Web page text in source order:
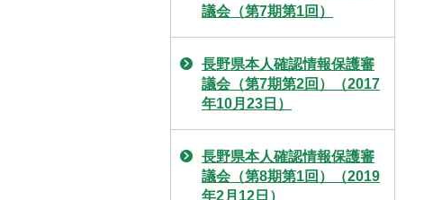
議会（第7期第1回）
長野県本人確認情報保護審
議会（第7期第2回）（2017
年10月23日）
長野県本人確認情報保護審
議会（第8期第1回）（2019
年2月12日）